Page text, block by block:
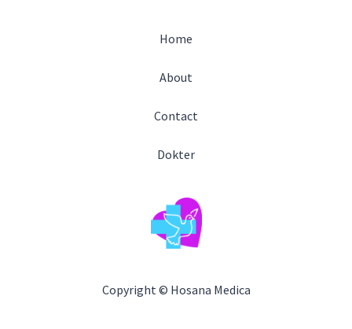
Home
About
Contact
Dokter
Copyright © Hosana Medica